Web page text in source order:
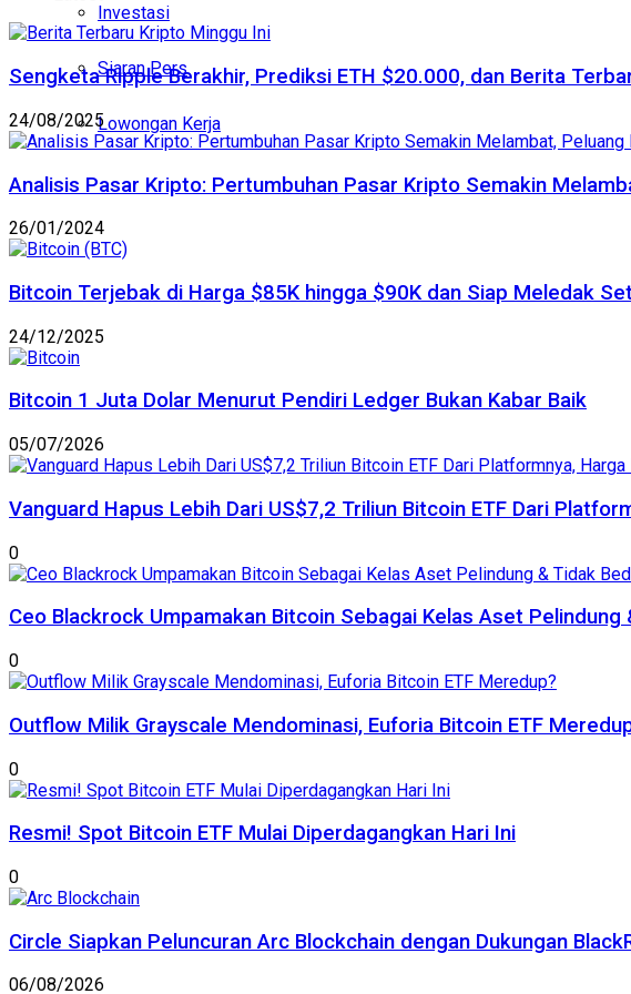
Investasi
Siaran Pers
Lowongan Kerja
Sengketa Ripple Berakhir, Prediksi ETH $20.000, dan Berita
24/08/2025
Analisis Pasar Kripto: Pertumbuhan Pasar Kripto Semakin
26/01/2024
Bitcoin Terjebak di Harga $85K hingga $90K dan Siap Meledak
24/12/2025
Bitcoin 1 Juta Dolar Menurut Pendiri Ledger Bukan Kabar Baik
05/07/2026
Vanguard Hapus Lebih Dari US$7,2 Triliun Bitcoin ETF Dari
0
Ceo Blackrock Umpamakan Bitcoin Sebagai Kelas Aset Pelindung
0
Outflow Milik Grayscale Mendominasi, Euforia Bitcoin ETF
0
Resmi! Spot Bitcoin ETF Mulai Diperdagangkan Hari Ini
0
Circle Siapkan Peluncuran Arc Blockchain dengan Dukungan
06/08/2026